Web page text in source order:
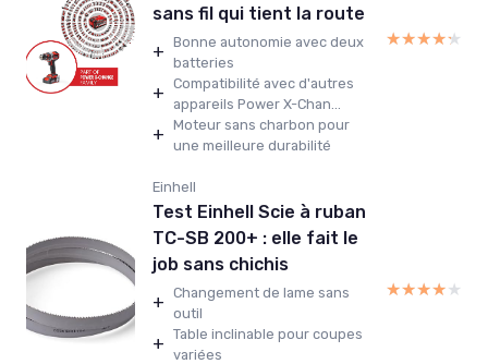
sans fil qui tient la route
+ Bonne autonomie avec deux
batteries
+ Compatibilité avec d'autres
appareils Power X-Chan...
+ Moteur sans charbon pour
une meilleure durabilité
★★★★★
★★★★★
Einhell
Test Einhell Scie à ruban
TC-SB 200+ : elle fait le
job sans chichis
+ Changement de lame sans
outil
+ Table inclinable pour coupes
variées
★★★★★
★★★★★